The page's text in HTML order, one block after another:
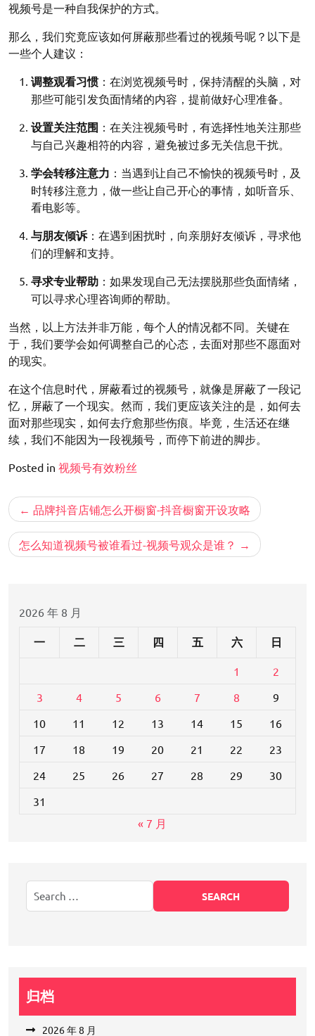
视频号是一种自我保护的方式。
那么，我们究竟应该如何屏蔽那些看过的视频号呢？以下是
一些个人建议：
调整观看习惯 ：在浏览视频号时，保持清醒的头脑，对
那些可能引发负面情绪的内容，提前做好心理准备。
设置关注范围 ：在关注视频号时，有选择性地关注那些
与自己兴趣相符的内容，避免被过多无关信息干扰。
学会转移注意力 ：当遇到让自己不愉快的视频号时，及
时转移注意力，做一些让自己开心的事情，如听音乐、
看电影等。
与朋友倾诉：在遇到困扰时，向亲朋好友倾诉，寻求他
们的理解和支持。
寻求专业帮助 ：如果发现自己无法摆脱那些负面情绪，
可以寻求心理咨询师的帮助。
当然，以上方法并非万能，每个人的情况都不同。关键在
于，我们要学会如何调整自己的心态，去面对那些不愿面对
的现实。
在这个信息时代，屏蔽看过的视频号，就像是屏蔽了一段记
忆，屏蔽了一个现实。然而，我们更应该关注的是，如何去
面对那些现实，如何去疗愈那些伤痕。毕竟，生活还在继
续，我们不能因为一段视频号，而停下前进的脚步。
Posted in 视频号有效粉丝
文
章
导
品牌抖音店铺怎么开橱窗-抖音橱窗开设攻略
怎么知道视频号被谁看过-视频号观众是谁？
2026 年 8 月
一 二 三 四 五 六 日
1
2
3
4 5 6 7 8
9
10
11 12 13 14 15
16
17
18 19 20 21 22
23
24
25 26 27 28 29
30
31
« 7 月
归档
2026 年 8 月